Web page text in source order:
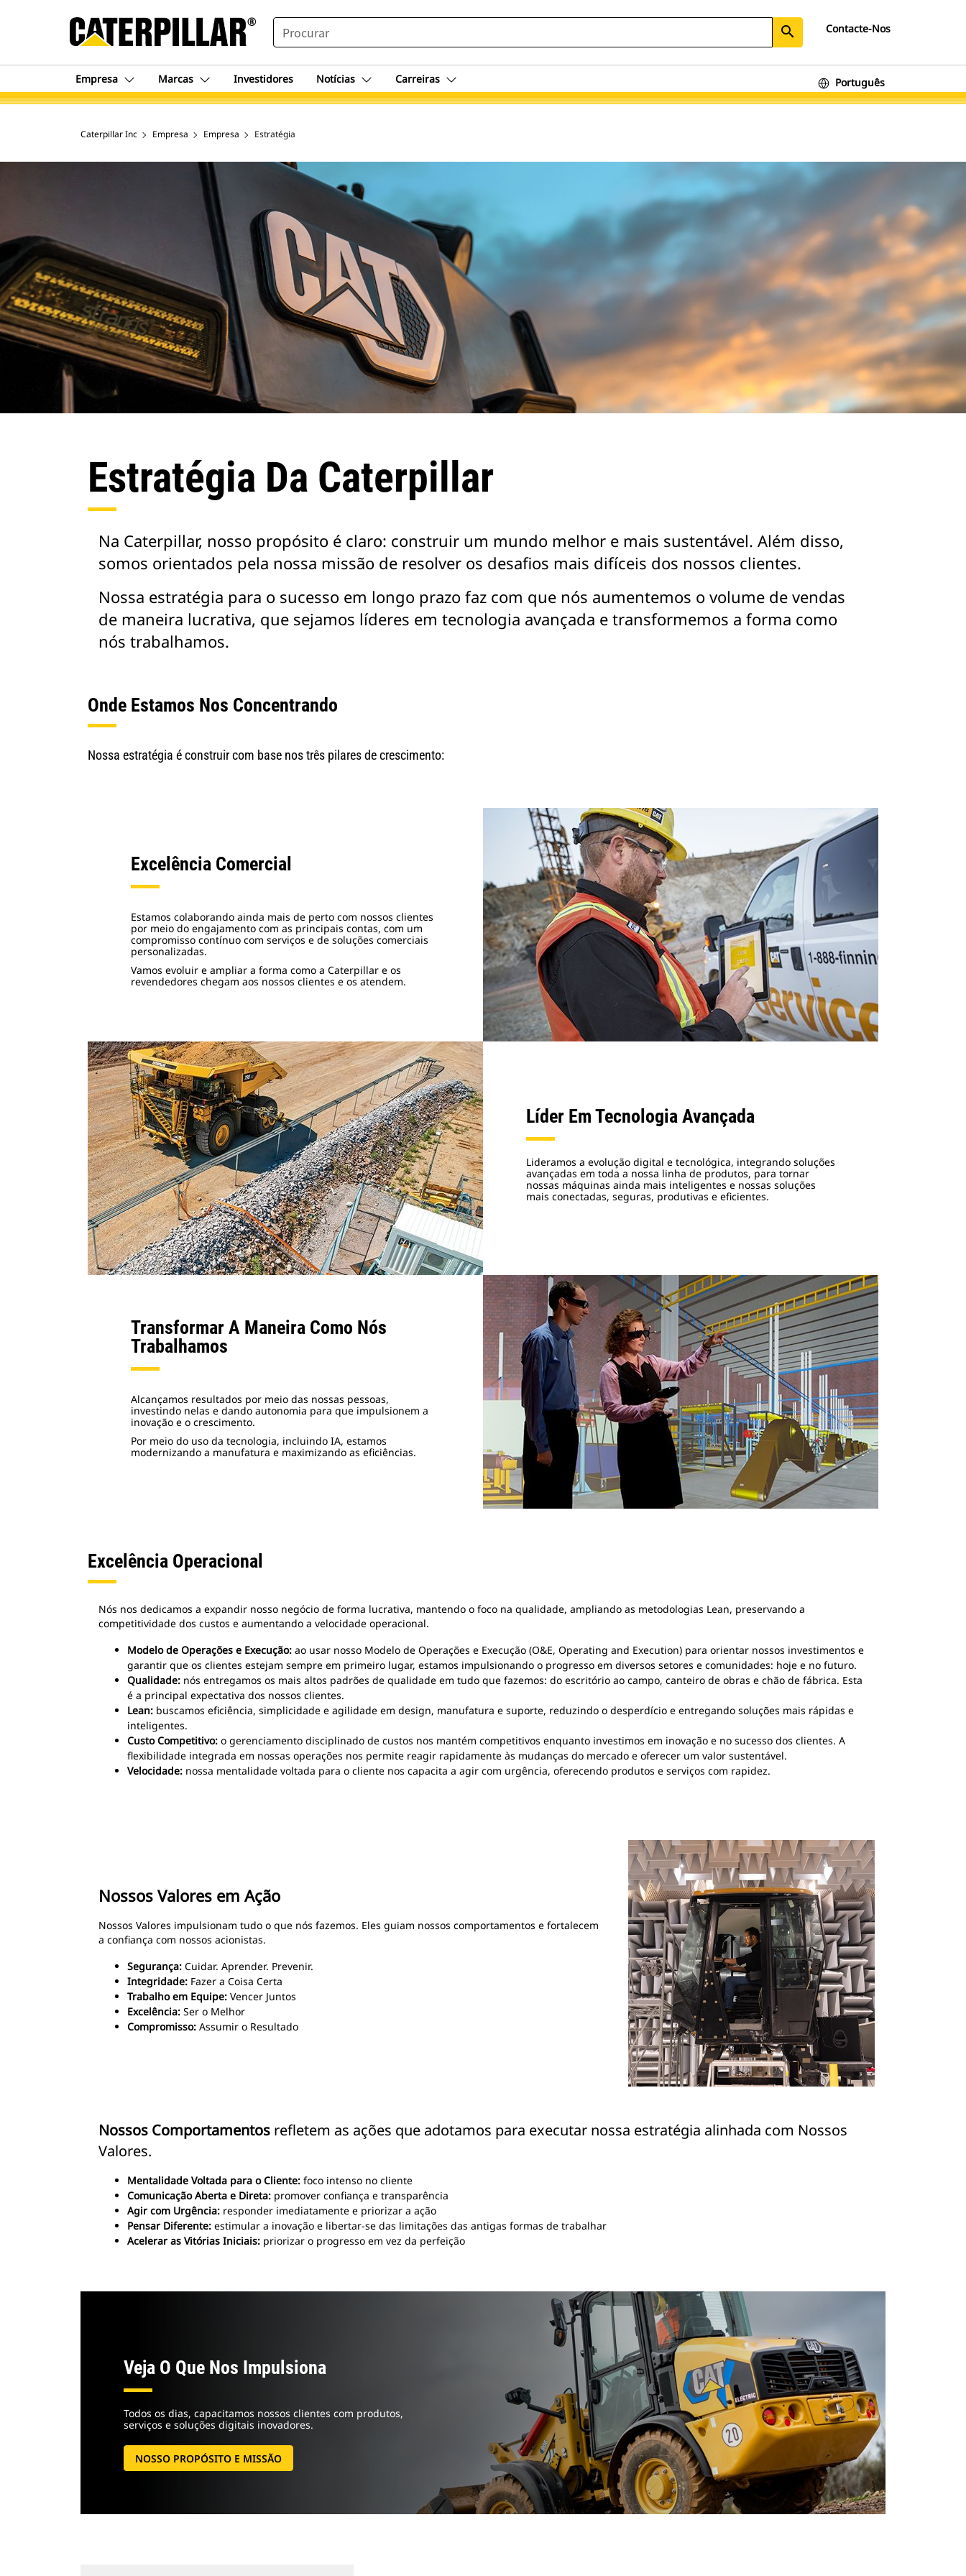
SEARCH search Contacte-Nos
Empresa Marcas Investidores Notícias Carreiras Português
Caterpillar Inc Empresa Empresa Estratégia
Estratégia Da Caterpillar
Na Caterpillar, nosso propósito é claro: construir um mundo melhor e mais sustentável. Além disso,
somos orientados pela nossa missão de resolver os desafios mais difíceis dos nossos clientes.
Nossa estratégia para o sucesso em longo prazo faz com que nós aumentemos o volume de vendas
de maneira lucrativa, que sejamos líderes em tecnologia avançada e transformemos a forma como
nós trabalhamos.
Onde Estamos Nos Concentrando
Nossa estratégia é construir com base nos três pilares de crescimento:
Excelência Comercial
Estamos colaborando ainda mais de perto com nossos clientes
por meio do engajamento com as principais contas, com um
compromisso contínuo com serviços e de soluções comerciais
personalizadas.
Vamos evoluir e ampliar a forma como a Caterpillar e os
revendedores chegam aos nossos clientes e os atendem.
Líder Em Tecnologia Avançada
Lideramos a evolução digital e tecnológica, integrando soluções
avançadas em toda a nossa linha de produtos, para tornar
nossas máquinas ainda mais inteligentes e nossas soluções
mais conectadas, seguras, produtivas e eficientes.
Transformar A Maneira Como Nós
Trabalhamos
Alcançamos resultados por meio das nossas pessoas,
investindo nelas e dando autonomia para que impulsionem a
inovação e o crescimento.
Por meio do uso da tecnologia, incluindo IA, estamos
modernizando a manufatura e maximizando as eficiências.
Excelência Operacional
Nós nos dedicamos a expandir nosso negócio de forma lucrativa, mantendo o foco na qualidade, ampliando as metodologias Lean, preservando a
competitividade dos custos e aumentando a velocidade operacional.
Modelo de Operações e Execução: ao usar nosso Modelo de Operações e Execução (O&E, Operating and Execution) para orientar nossos investimentos e
garantir que os clientes estejam sempre em primeiro lugar, estamos impulsionando o progresso em diversos setores e comunidades: hoje e no futuro.
Qualidade: nós entregamos os mais altos padrões de qualidade em tudo que fazemos: do escritório ao campo, canteiro de obras e chão de fábrica. Esta
é a principal expectativa dos nossos clientes.
Lean: buscamos eficiência, simplicidade e agilidade em design, manufatura e suporte, reduzindo o desperdício e entregando soluções mais rápidas e
inteligentes.
Custo Competitivo: o gerenciamento disciplinado de custos nos mantém competitivos enquanto investimos em inovação e no sucesso dos clientes. A
flexibilidade integrada em nossas operações nos permite reagir rapidamente às mudanças do mercado e oferecer um valor sustentável.
Velocidade: nossa mentalidade voltada para o cliente nos capacita a agir com urgência, oferecendo produtos e serviços com rapidez.
Nossos Valores em Ação
Nossos Valores impulsionam tudo o que nós fazemos. Eles guiam nossos comportamentos e fortalecem
a confiança com nossos acionistas.
Segurança: Cuidar. Aprender. Prevenir.
Integridade: Fazer a Coisa Certa
Trabalho em Equipe: Vencer Juntos
Excelência: Ser o Melhor
Compromisso: Assumir o Resultado
Nossos Comportamentos refletem as ações que adotamos para executar nossa estratégia alinhada com Nossos
Valores.
Mentalidade Voltada para o Cliente: foco intenso no cliente
Comunicação Aberta e Direta: promover confiança e transparência
Agir com Urgência: responder imediatamente e priorizar a ação
Pensar Diferente: estimular a inovação e libertar-se das limitações das antigas formas de trabalhar
Acelerar as Vitórias Iniciais: priorizar o progresso em vez da perfeição
Veja O Que Nos Impulsiona
Todos os dias, capacitamos nossos clientes com produtos,
serviços e soluções digitais inovadores.
NOSSO PROPÓSITO E MISSÃO